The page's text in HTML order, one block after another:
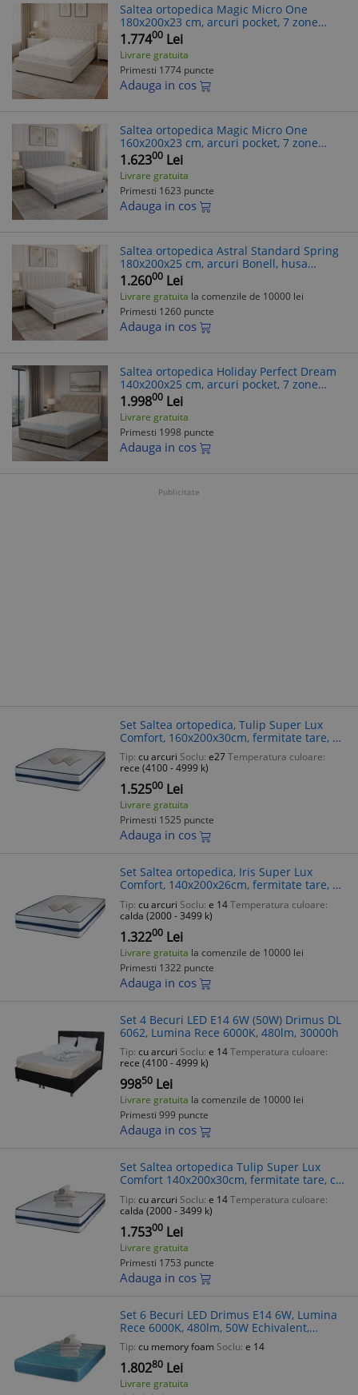
Saltea ortopedica Magic Micro One
180x200x23 cm, arcuri pocket, 7 zone
confort, husa detasabila tricot, fermitate
medie
1.77400 Lei
Livrare gratuita
Primesti 1774 puncte
Adauga in cos
Saltea ortopedica Magic Micro One
160x200x23 cm, arcuri pocket, 7 zone
confort, husa detasabila tricot, fermitate
medie
1.62300 Lei
Livrare gratuita
Primesti 1623 puncte
Adauga in cos
Saltea ortopedica Astral Standard Spring
180x200x25 cm, arcuri Bonell, husa
detasabila tricot, hipoalergenica,
fermitate tare
1.26000 Lei
Livrare gratuita la comenzile de 10000 lei
Primesti 1260 puncte
Adauga in cos
Saltea ortopedica Holiday Perfect Dream
140x200x25 cm, arcuri pocket, 7 zone
confort, spuma memory, husa detasabila,
fermitate medie
1.99800 Lei
Livrare gratuita
Primesti 1998 puncte
Adauga in cos
Publicitate
Set Saltea ortopedica, Tulip Super Lux
Comfort, 160x200x30cm, fermitate tare, cu
plasa de arcuri tip Bonell, sistem de
aerisire banda Spaceair, Saltsi
Tip: cu arcuri Soclu: e27Temperatura culoare:
rece (4100 - 4999 k)
1.52500 Lei
Livrare gratuita
Primesti 1525 puncte
Adauga in cos
Set Saltea ortopedica, Iris Super Lux
Comfort, 140x200x26cm, fermitate tare, cu
plasa de arcuri tip Bonell, sistem de
aerisire banda Spaceair, Saltsib
Tip: cu arcuri Soclu: e 14Temperatura culoare:
calda (2000 - 3499 k)
1.32200 Lei
Livrare gratuita la comenzile de 10000 lei
Primesti 1322 puncte
Adauga in cos
Set 4 Becuri LED E14 6W (50W) Drimus DL
6062, Lumina Rece 6000K, 480lm, 30000h
Tip: cu arcuri Soclu: e 14Temperatura culoare:
rece (4100 - 4999 k)
99850 Lei
Livrare gratuita la comenzile de 10000 lei
Primesti 999 puncte
Adauga in cos
Set Saltea ortopedica Tulip Super Lux
Comfort 140x200x30cm, fermitate tare, cu
plasa de arcuri tip Bonell, sistem aerisire
banda Spaceair, Saltsib plu
Tip: cu arcuri Soclu: e 14Temperatura culoare:
calda (2000 - 3499 k)
1.75300 Lei
Livrare gratuita
Primesti 1753 puncte
Adauga in cos
Set 6 Becuri LED Drimus E14 6W, Lumina
Rece 6000K, 480lm, 50W Echivalent,
Durata 30000h
Tip: cu memory foam Soclu: e 14
1.80280 Lei
Livrare gratuita